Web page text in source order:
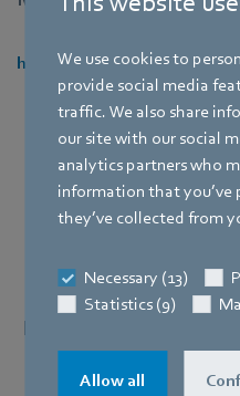
We use cookies to
provide social media
traffic. We also share
our site with our social
analytics partners who
information that
they’ve collected from
Necessary (13)
Statistics (9)
Allow all
https://www.guentner.de/
Bijpassende
De volgende
een MODBUS,